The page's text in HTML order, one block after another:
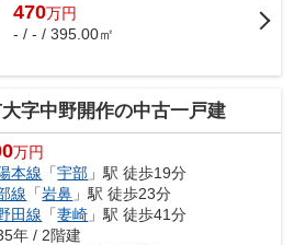
470万円
- / - / 395.00㎡
字中野開作の中古一戸建
万円
本線 「宇部 」駅 徒歩19分
線 「岩鼻 」駅 徒歩23分
田線 「妻崎 」駅 徒歩41分
年 / 2階建